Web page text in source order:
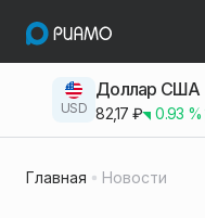
USD
Доллар США
82,17 ₽ 0.93 %
Главная Новости